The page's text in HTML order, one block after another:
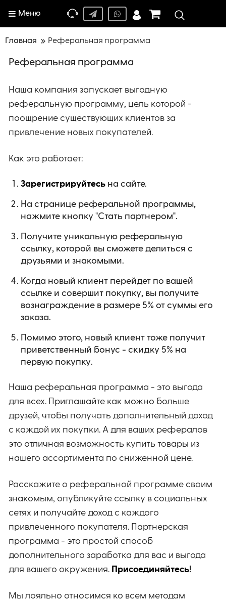
Меню
Главная Реферальная программа
Реферальная программа
Наша компания запускает выгодную
реферальную программу, цель которой -
поощрение существующих клиентов за
привлечение новых покупателей.
Как это работает:
Зарегистрируйтесь на сайте.
На странице реферальной программы,
нажмите кнопку "Стать партнером".
Получите уникальную реферальную
ссылку, которой вы сможете делиться с
друзьями и знакомыми.
Когда новый клиент перейдет по вашей
ссылке и совершит покупку, вы получите
вознаграждение в размере 5% от суммы его
заказа.
Помимо этого, новый клиент тоже получит
приветственный бонус - скидку 5% на
первую покупку.
Наша реферальная программа - это выгода
для всех. Приглашайте как можно больше
друзей, чтобы получать дополнительный доход
с каждой их покупки. А для ваших рефералов
это отличная возможность купить товары из
нашего ассортимента по сниженной цене.
Расскажите о реферальной программе своим
знакомым, опубликуйте ссылку в социальных
сетях и получайте доход с каждого
привлеченного покупателя. Партнерская
программа - это простой способ
дополнительного заработка для вас и выгода
для вашего окружения. Присоединяйтесь!
Мы лояльно относимся ко всем методам